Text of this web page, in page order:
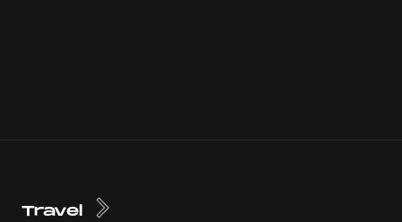
Travel